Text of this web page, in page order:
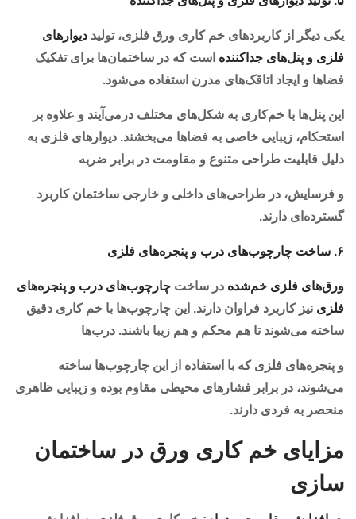
یکی دیگر از کاربردهای خم کاری ورق فلزی، تولید دیوارهای
فلزی و پنل‌های جداکننده است که در ساختمان‌ها برای تفکیک
فضاها و ایجاد اتاقک‌های مدرن استفاده می‌شود.
این پنل‌ها با خم‌کاری به شکل‌های مختلف درمی‌آیند و علاوه بر
استحکام، زیبایی خاصی به فضاها می‌بخشند. دیوارهای فلزی به
دلیل قابلیت طراحی متنوع و مقاومت در برابر ضربه
و فرسایش، در طراحی‌های داخلی و خارجی ساختمان کاربرد
گسترده‌ای دارند.
۶. ساخت چارچوب‌های درب و پنجره‌های فلزی
ورق‌های فلزی خم‌شده در ساخت چارچوب‌های درب و پنجره‌های
فلزی نیز کاربرد فراوان دارند. این چارچوب‌ها با خم کاری دقیق
ساخته می‌شوند تا هم محکم و هم زیبا باشند. درب‌ها
و پنجره‌های فلزی که با استفاده از این چارچوب‌ها ساخته
می‌شوند، در برابر فشارهای محیطی مقاوم بوده و زیبایی ظاهری
منحصر به فردی دارند.
مزایای خم کاری ورق در ساختمان
سازی